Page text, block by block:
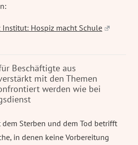
Institut: Hospiz macht Schule
Beschäftigte aus
mit den Themen
werden wie bei
Sterben und dem Tod betrifft
in denen keine Vorbereitung